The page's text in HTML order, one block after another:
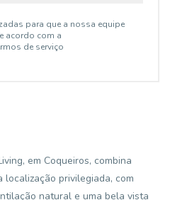
para que a nossa equipe
acordo com a
de serviço
em Coqueiros, combina
privilegiada, com
natural e uma bela vista